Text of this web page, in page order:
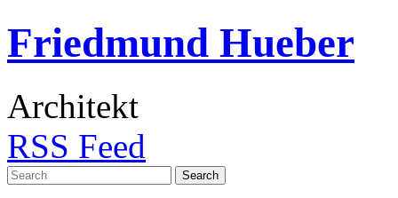
Friedmund Hueber
Architekt
RSS Feed
Search
for: